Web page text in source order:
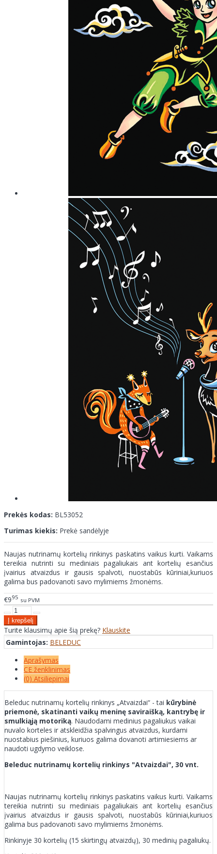
Prekės kodas: BL53052
Turimas kiekis: Prekė sandėlyje
Naujas nutrinamų kortelių rinkinys paskatins vaikus kurti. Vaikams
tereikia nutrinti su mediniais pagaliukais ant kortelių esančius
įvairius atvaizdus ir gausis spalvoti, nuostabūs kūriniai,kuriuos
galima bus padovanoti savo mylimiems žmonėms.
€995 su PVM
Turite klausimų apie šią prekę? Klauskite
Gamintojas: BELEDUC
Aprašymas
CE ženklinimas
(0) Atsiliepimai
Beleduc nutrinamų kortelių rinkinys „Atvaizdai“ - tai kūrybinė
priemonė, skatinanti vaikų meninę saviraišką, kantrybę ir
smulkiąją motoriką. Naudodami medinius pagaliukus vaikai
nuvalo korteles ir atskleidžia spalvingus atvaizdus, kurdami
nuostabius piešinius, kuriuos galima dovanoti artimiesiems ar
naudoti ugdymo veiklose.
Beleduc nutrinamų kortelių rinkinys "Atvaizdai", 30 vnt.
Naujas nutrinamų kortelių rinkinys paskatins vaikus kurti. Vaikams
tereikia nutrinti su mediniais pagaliukais ant kortelių esančius
įvairius atvaizdus ir gausis spalvoti, nuostabūs kūriniai,kuriuos
galima bus padovanoti savo mylimiems žmonėms.
Rinkinyje 30 kortelių (15 skirtingų atvaizdų), 30 medinių pagaliukų.